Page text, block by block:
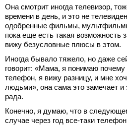
Она смотрит иногда телевизор,
времени в день, и это не
одобренные фильмы,
пока еще есть такая возможность
вижу безусловные плюсы в этом.
Иногда бывало тяжело, но даже
говорит: «Мама, я понимаю
телефон, я вижу разницу, и мне
людьми», она сама это замечает и
рада.
Конечно, я думаю, что в
случае через год все-таки